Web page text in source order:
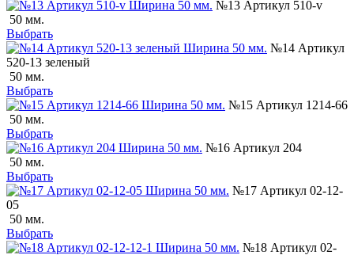
№13 Артикул 510-v
50 мм.
Выбрать
№14 Артикул
520-13 зеленый
50 мм.
Выбрать
№15 Артикул 1214-66
50 мм.
Выбрать
№16 Артикул 204
50 мм.
Выбрать
№17 Артикул 02-12-
05
50 мм.
Выбрать
№18 Артикул 02-